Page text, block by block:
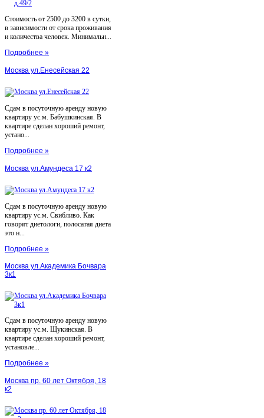
Стоимость от 2500 до 3200 в сутки,
в зависимости от срока проживания
и количества человек. Минимальн...
Подробнее »
Москва ул.Енесейская 22
Сдам в посуточную аренду новую
квартиру ус.м. Бабушкинская. В
квартире сделан хороший ремонт,
устано...
Подробнее »
Москва ул.Амундеса 17 к2
Сдам в посуточную аренду новую
квартиру ус.м. Свибливо. Как
говорят диетологи, полосатая диета
это н...
Подробнее »
Москва ул.Академика Бочвара
3к1
Сдам в посуточную аренду новую
квартиру ус.м. Щукинская. В
квартире сделан хороший ремонт,
установле...
Подробнее »
Москва пр. 60 лет Октября, 18
к2